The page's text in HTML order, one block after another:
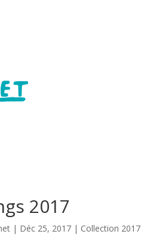
2017
| Déc 25, 2017 | Collection 2017